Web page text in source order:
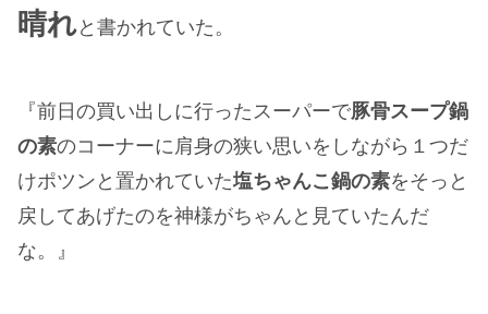
晴れと書かれていた。
『前日の買い出しに行ったスーパーで豚骨スープ鍋
の素のコーナーに肩身の狭い思いをしながら１つだ
けポツンと置かれていた塩ちゃんこ鍋の素をそっと
戻してあげたのを神様がちゃんと見ていたんだ
な。』